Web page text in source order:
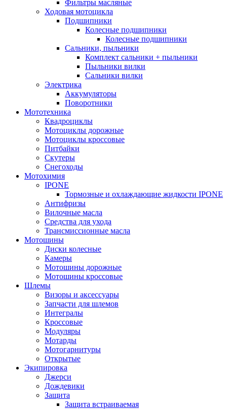
Фильтры масляные
Ходовая мотоцикла
Подшипники
Колесные подшипники
Колесные подшипники
Сальники, пыльники
Комплект сальники + пыльники
Пыльники вилки
Сальники вилки
Электрика
Аккумуляторы
Поворотники
Мототехника
Квадроциклы
Мотоциклы дорожные
Мотоциклы кроссовые
Питбайки
Скутеры
Снегоходы
Мотохимия
IPONE
Тормозные и охлаждающие жидкости IPONE
Антифризы
Вилочные масла
Средства для ухода
Трансмиссионные масла
Мотошины
Диски колесные
Камеры
Мотошины дорожные
Мотошины кроссовые
Шлемы
Визоры и аксессуары
Запчасти для шлемов
Интегралы
Кроссовые
Модуляры
Мотарды
Мотогарнитуры
Открытые
Экипировка
Джерси
Дождевики
Защита
Защита встраиваемая